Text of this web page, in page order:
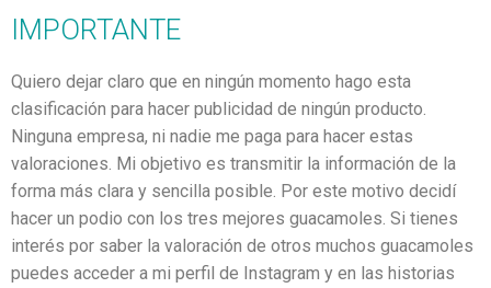
IMPORTANTE
Quiero dejar claro que en ningún momento hago esta
clasificación para hacer publicidad de ningún producto.
Ninguna empresa, ni nadie me paga para hacer estas
valoraciones. Mi objetivo es transmitir la información de la
forma más clara y sencilla posible. Por este motivo decidí
hacer un podio con los tres mejores guacamoles. Si tienes
interés por saber la valoración de otros muchos guacamoles
puedes acceder a mi perfil de Instagram y en las historias